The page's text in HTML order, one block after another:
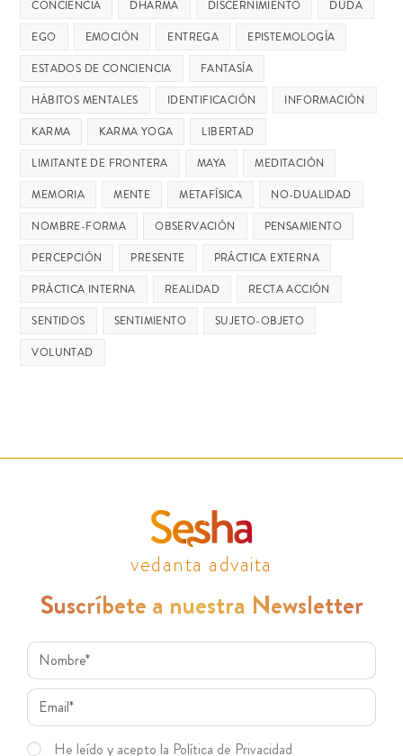
CONCIENCIA
DHARMA DISCERNIMIENTO
DUDA
EGO
EMOCIÓN ENTREGA
EPISTEMOLOGÍA
ESTADOS DE CONCIENCIA
FANTASÍA
HÁBITOS MENTALES
IDENTIFICACIÓN
INFORMACIÓN
KARMA
KARMA YOGA
LIBERTAD
LIMITANTE DE FRONTERA
MAYA
MEDITACIÓN
MEMORIA
MENTE METAFÍSICA
NO-DUALIDAD
NOMBRE-FORMA
OBSERVACIÓN
PENSAMIENTO
PERCEPCIÓN
PRESENTE
PRÁCTICA EXTERNA
PRÁCTICA INTERNA
REALIDAD
RECTA ACCIÓN
SENTIDOS
SENTIMIENTO
SUJETO-OBJETO
VOLUNTAD
vedanta advaita
Suscríbete a nuestra Newsletter
He leído y acepto la Política de Privacidad